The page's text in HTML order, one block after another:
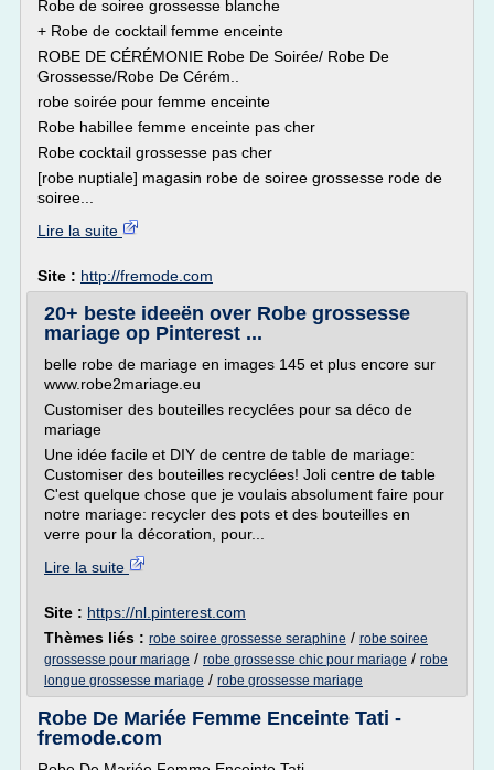
Robe de soiree grossesse blanche
+ Robe de cocktail femme enceinte
ROBE DE CÉRÉMONIE Robe De Soirée/ Robe De
Grossesse/Robe De Cérém..
robe soirée pour femme enceinte
Robe habillee femme enceinte pas cher
Robe cocktail grossesse pas cher
[robe nuptiale] magasin robe de soiree grossesse rode de
soiree...
Lire la suite
Site : http://fremode.com
20+ beste ideeën over Robe grossesse
mariage op Pinterest ...
belle robe de mariage en images 145 et plus encore sur
www.robe2mariage.eu
Customiser des bouteilles recyclées pour sa déco de
mariage
Une idée facile et DIY de centre de table de mariage:
Customiser des bouteilles recyclées! Joli centre de table
C'est quelque chose que je voulais absolument faire pour
notre mariage: recycler des pots et des bouteilles en
verre pour la décoration, pour...
Lire la suite
Site : https://nl.pinterest.com
Thèmes liés : robe soiree grossesse seraphine / robe soiree
grossesse pour mariage / robe grossesse chic pour mariage / robe
longue grossesse mariage / robe grossesse mariage
Robe De Mariée Femme Enceinte Tati -
fremode.com